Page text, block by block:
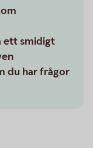
ett smidigt
du har frågor